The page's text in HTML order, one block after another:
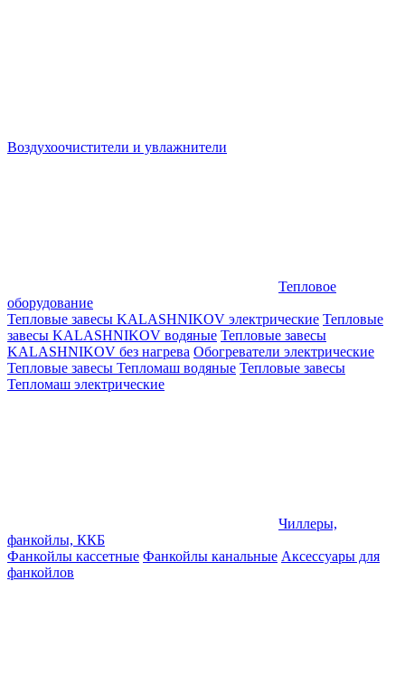
Воздухоочистители и увлажнители
Тепловое
оборудование
Тепловые завесы KALASHNIKOV электрические Тепловые
завесы KALASHNIKOV водяные Тепловые завесы
KALASHNIKOV без нагрева Обогреватели электрические
Тепловые завесы Тепломаш водяные Тепловые завесы
Тепломаш электрические
Чиллеры,
фанкойлы, ККБ
Фанкойлы кассетные Фанкойлы канальные Аксессуары для
фанкойлов